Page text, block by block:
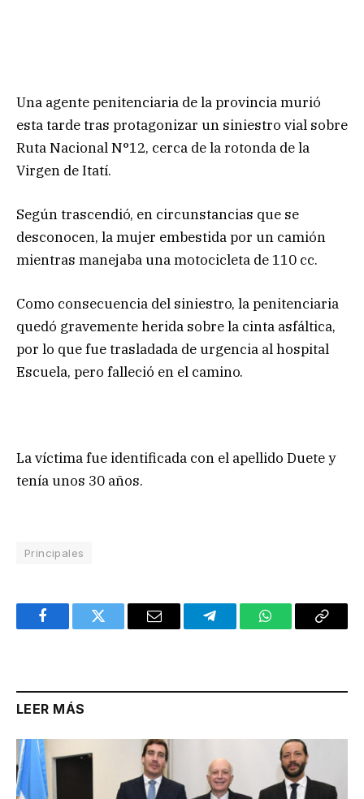
Una agente penitenciaria de la provincia murió
esta tarde tras protagonizar un siniestro vial sobre
Ruta Nacional N°12, cerca de la rotonda de la
Virgen de Itatí.
Según trascendió, en circunstancias que se
desconocen, la mujer embestida por un camión
mientras manejaba una motocicleta de 110 cc.
Como consecuencia del siniestro, la penitenciaria
quedó gravemente herida sobre la cinta asfáltica,
por lo que fue trasladada de urgencia al hospital
Escuela, pero falleció en el camino.
La víctima fue identificada con el apellido Duete y
tenía unos 30 años.
Principales
FacebookTwitter Email TelegramWhatsAppCopy
LEER MÁS